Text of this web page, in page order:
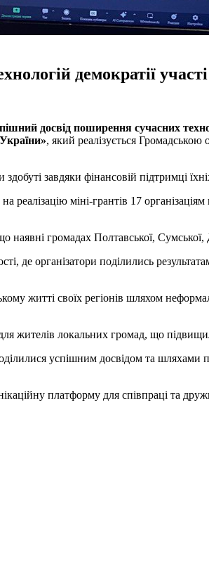
демократії
досвід поширення сучасних
, який реалізується Громадською
завдяки фінансовій підтримці
реалізацію міні-грантів 17
наявні громадах Полтавської,
де організатори поділились
житті своїх регіонів шляхом
жителів локальних громад, що
успішним досвідом та шляхами
платформу для співпраці та